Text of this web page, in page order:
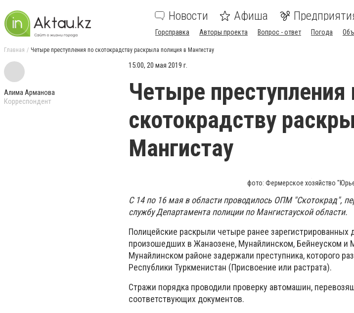
Новости Афиша
Горсправка Авторы проекта Вопрос - ответ Погода
Главная Четыре преступления по скотокрадству раскрыла полиция в Мангистау
Алима Арманова
Корреспондент
15:00, 20 мая 2019 г.
Четыре преступления
скотокрадству
Мангистау
фото: Фермерское хозяйство
С 14 по 16 мая в области проводилось ОПМ "Скотокрад",
службу Департамента полиции по Мангистауской области.
Полицейские раскрыли четыре ранее зарегистрированных
произошедших в Жанаозене, Мунайлинском, Бейнеуском и
Мунайлинском районе задержали преступника, которого
Республики Туркменистан (Присвоение или растрата).
Стражи порядка проводили проверку автомашин,
соответствующих документов.